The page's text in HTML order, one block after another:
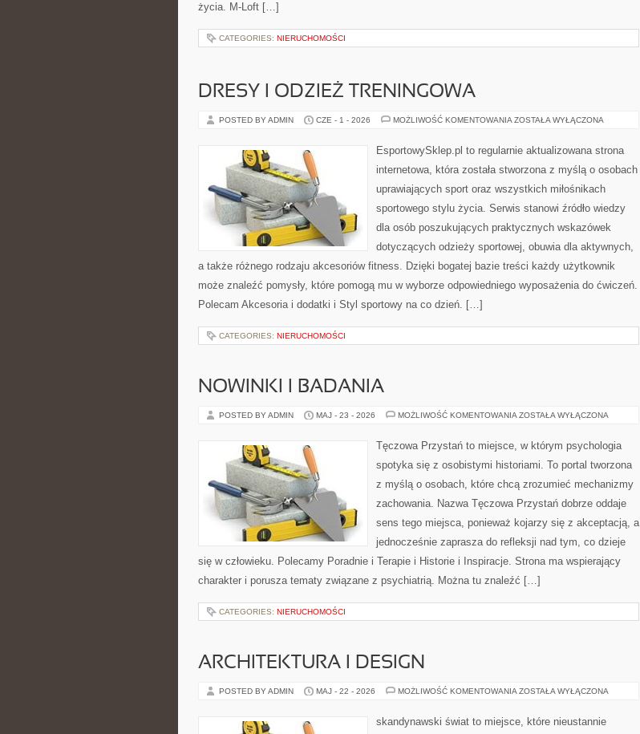
życia. M-Loft […]
CATEGORIES: NIERUCHOMOŚCI
DRESY I ODZIEŻ TRENINGOWA
POSTED BY ADMIN CZE - 1 - 2026 MOŻLIWOŚĆ KOMENTOWANIA DRESY
TRENINGOWA
ZOSTAŁA WYŁĄCZONA
EsportowySklep.pl to regularnie aktualizowana strona
internetowa, która została stworzona z myślą o osobach
uprawiających sport oraz wszystkich miłośnikach
sportowego stylu życia. Serwis stanowi źródło wiedzy
dla osób poszukujących praktycznych wskazówek
dotyczących odzieży sportowej, obuwia dla aktywnych,
a także różnego rodzaju akcesoriów fitness. Dzięki bogatej bazie treści każdy użytkownik
może znaleźć pomysły, które pomogą mu w wyborze odpowiedniego wyposażenia do ćwiczeń.
Polecam Akcesoria i dodatki i Styl sportowy na co dzień. […]
CATEGORIES: NIERUCHOMOŚCI
NOWINKI I BADANIA
POSTED BY ADMIN MAJ - 23 - 2026 MOŻLIWOŚĆ KOMENTOWANIA NOWINKI
ZOSTAŁA WYŁĄCZONA
Tęczowa Przystań to miejsce, w którym psychologia
spotyka się z osobistymi historiami. To portal tworzona
z myślą o osobach, które chcą zrozumieć mechanizmy
zachowania. Nazwa Tęczowa Przystań dobrze oddaje
sens tego miejsca, ponieważ kojarzy się z akceptacją, a
jednocześnie zaprasza do refleksji nad tym, co dzieje
się w człowieku. Polecamy Poradnie i Terapie i Historie i Inspiracje. Strona ma wspierający
charakter i porusza tematy związane z psychiatrią. Można tu znaleźć […]
CATEGORIES: NIERUCHOMOŚCI
ARCHITEKTURA I DESIGN
POSTED BY ADMIN MAJ - 22 - 2026 MOŻLIWOŚĆ KOMENTOWANIA ARCHITEKTURA
ZOSTAŁA WYŁĄCZONA
skandynawski świat to miejsce, które nieustannie